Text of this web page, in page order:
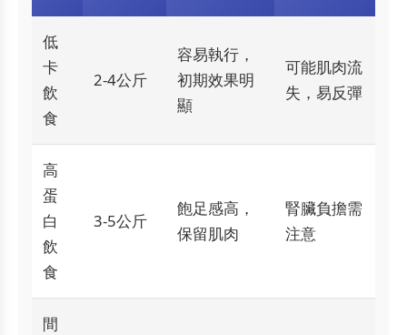
低
卡
飲
食
2-4公斤
容易執行，
初期效果明
顯
可能肌肉流
失，易反彈
高
蛋
白
飲
食
3-5公斤
飽足感高，
保留肌肉
腎臟負擔需
注意
間